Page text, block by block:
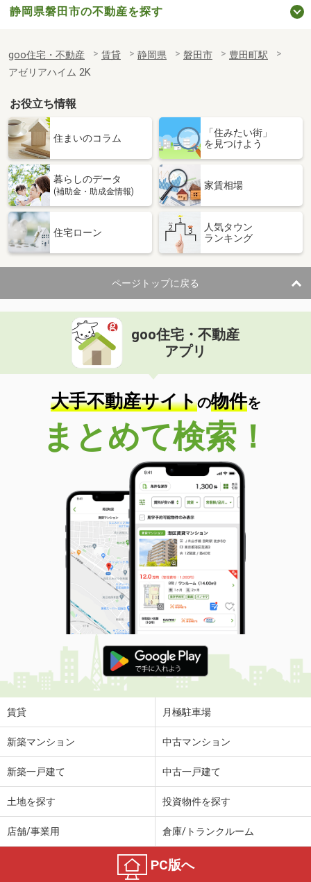
静岡県磐田市の不動産を探す
goo住宅・不動産 賃貸 静岡県 磐田市
豊田町駅
アゼリアハイム 2K
お役立ち情報
住まいのコラム
「住みたい街」
を見つけよう
暮らしのデータ
(補助金・助成金情報)
家賃相場
住宅ローン
人気タウン
ランキング
ページトップに戻る
goo住宅・不動産
アプリ
大手不動産サイトの物件を
まとめて検索！
賃貸 月極駐車場
新築マンション 中古マンション
新築一戸建て 中古一戸建て
土地を探す 投資物件を探す
店舗/事業用 倉庫/トランクルーム
PC版へ